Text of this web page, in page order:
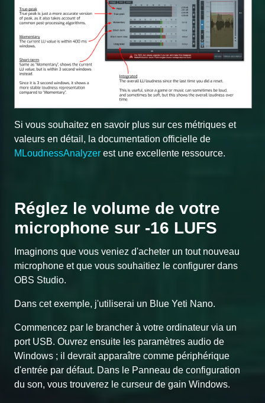
Si vous souhaitez en savoir plus sur ces métriques et
valeurs en détail, la documentation officielle de
MLoudnessAnalyzer est une excellente ressource.
Réglez le volume de votre
microphone sur -16 LUFS
Imaginons que vous veniez d'acheter un tout nouveau
microphone et que vous souhaitiez le configurer dans
OBS Studio.
Dans cet exemple, j'utiliserai un Blue Yeti Nano.
Commencez par le brancher à votre ordinateur via un
port USB. Ouvrez ensuite les paramètres audio de
Windows ; il devrait apparaître comme périphérique
d'entrée par défaut. Dans le Panneau de configuration
du son, vous trouverez le curseur de gain Windows.